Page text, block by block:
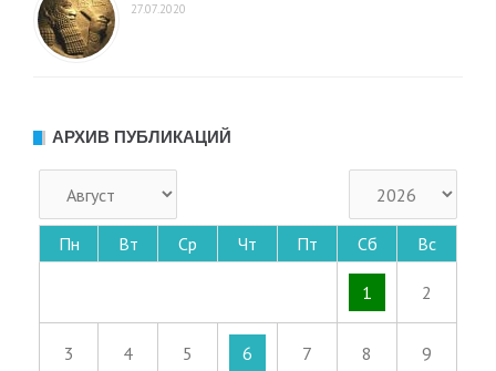
27.07.2020
АРХИВ ПУБЛИКАЦИЙ
Пн Вт Ср Чт Пт Сб Вс
1 2
3 4 5 6 7 8 9